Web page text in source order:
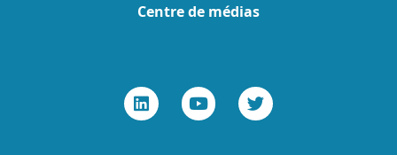
Centre de médias